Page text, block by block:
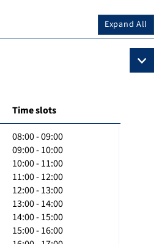
Expand All
Time slots
08:00 - 09:00
09:00 - 10:00
10:00 - 11:00
11:00 - 12:00
12:00 - 13:00
13:00 - 14:00
14:00 - 15:00
15:00 - 16:00